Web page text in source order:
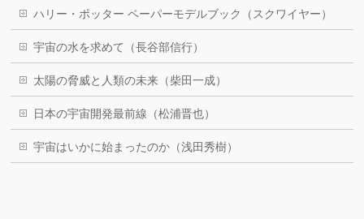
ハリー・ポッター ペーパーモデルブック（スクワイヤー）
宇宙の水を求めて（長谷部信行）
太陽の脅威と人類の未来（柴田一成）
日本の宇宙開発最前線（松浦晋也）
宇宙はいかに始まったのか（浅田秀樹）